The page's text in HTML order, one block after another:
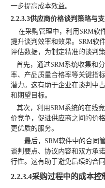
一步提高成本效益。
2.2.3.3供应商价格谈判策略与
在采购管理中，利用 SRM软
提升谈判效率和效果。SRM软
评估数据，为制定精准的谈判
首先，通过SRM系统收集和
率、产品质量合格率等关键指
潜力。这有助于企业在谈判中
和期望目标。
其次，利用 SRM系统的在线
价竞争，促进供应商之间的价
更优质的服务。
最后， SRM软件中的合同
谈判要点、协议内容和双方承
行性。这有助于避免后续的合
2.2.3.4采购过程中的成本控